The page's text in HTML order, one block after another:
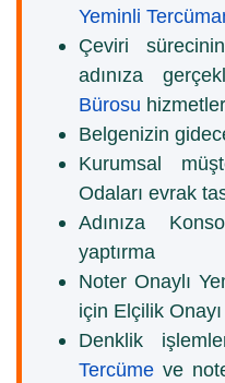
Yeminli
Çeviri
adınıza
Bürosu
Belgenizin
Kurumsal
Odaları evrak
Adınıza
yaptırma
Noter Onaylı
için Elçilik
Denklik
Tercüme ve